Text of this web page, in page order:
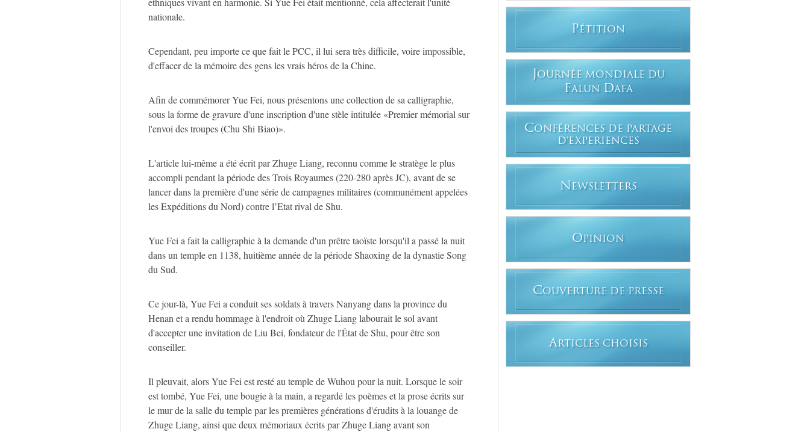
nationale.
Cependant, peu importe ce que fait le PCC, il lui sera très difficile, voire impossible,
d'effacer de la mémoire des gens les vrais héros de la Chine.
Afin de commémorer Yue Fei, nous présentons une collection de sa calligraphie,
sous la forme de gravure d'une inscription d'une stèle intitulée «Premier mémorial sur
l'envoi des troupes (Chu Shi Biao)».
L'article lui-même a été écrit par Zhuge Liang, reconnu comme le stratège le plus
accompli pendant la période des Trois Royaumes (220-280 après JC), avant de se
lancer dans la première d'une série de campagnes militaires (communément appelées
les Expéditions du Nord) contre l’Etat rival de Shu.
Yue Fei a fait la calligraphie à la demande d'un prêtre taoïste lorsqu'il a passé la nuit
dans un temple en 1138, huitième année de la période Shaoxing de la dynastie Song
du Sud.
Ce jour-là, Yue Fei a conduit ses soldats à travers Nanyang dans la province du
Henan et a rendu hommage à l'endroit où Zhuge Liang labourait le sol avant
d'accepter une invitation de Liu Bei, fondateur de l'État de Shu, pour être son
conseiller.
Il pleuvait, alors Yue Fei est resté au temple de Wuhou pour la nuit. Lorsque le soir
est tombé, Yue Fei, une bougie à la main, a regardé les poèmes et la prose écrits sur
le mur de la salle du temple par les premières générations d'érudits à la louange de
Zhuge Liang, ainsi que deux mémoriaux écrits par Zhuge Liang avant son
PÉTITION
JOURNÉE MONDIALE DU
FALUN DAFA
CONFÉRENCES DE PARTAGE
D'EXPERIENCES
N EWSLETTERS
OPINION
COUVERTURE DE PRESSE
ARTICLES CHOISIS